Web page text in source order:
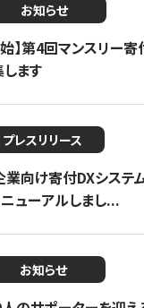
お知らせ
】第4回マンスリー
ます
プレスリリース
業向け寄付DXシステ
ューアルしまし...
お知らせ